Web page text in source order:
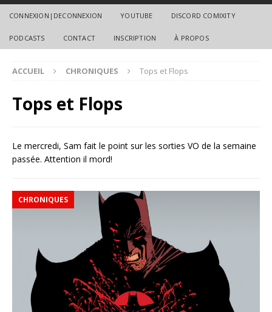
CONNEXION|DECONNEXION YOUTUBE DISCORD COMIXITY
PODCASTS CONTACT INSCRIPTION À PROPOS
ACCUEIL CHRONIQUES Tops et Flops
Tops et Flops
Le mercredi, Sam fait le point sur les sorties VO de la semaine
passée. Attention il mord!
CHRONIQUES